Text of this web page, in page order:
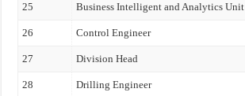
25 Business Intelligent and Analytics Unit
26 Control Engineer
27 Division Head
28 Drilling Engineer